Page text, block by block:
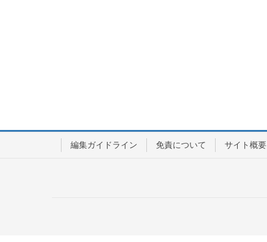
編集ガイドライン 免責について サイト概要